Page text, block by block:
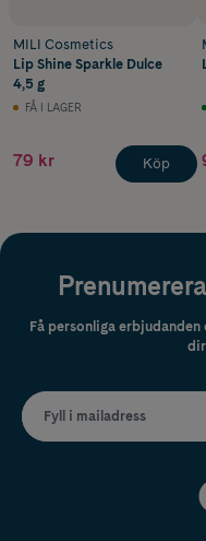
MILI Cosmetics
Lip Shine Sparkle Dulce
4,5 g
FÅ I LAGER
79 kr Köp
Få personliga
Fyll i mailadress